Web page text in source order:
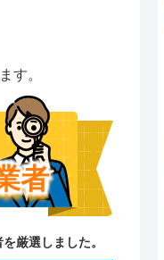
す。
者
厳選しました。